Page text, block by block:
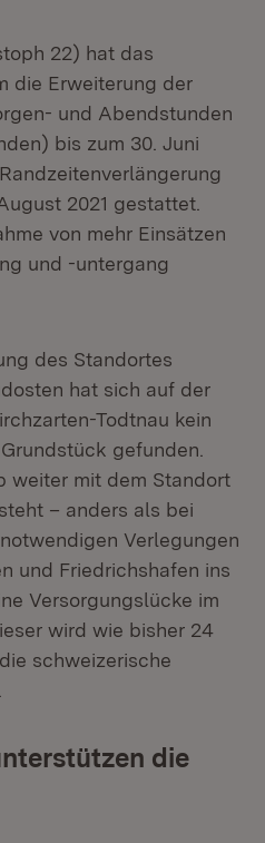
22) hat das
die Erweiterung der
und Abendstunden
bis zum 30. Juni
2021 gestattet.
von mehr Einsätzen
und -untergang
des Standortes
hat sich auf der
Todtnau kein
gefunden.
weiter mit dem Standort
– anders als bei
Verlegungen
und Friedrichshafen ins
Versorgungslücke im
wird wie bisher 24
schweizerische
die